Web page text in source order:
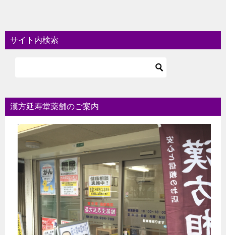
サイト内検索
漢方延寿堂薬舗のご案内